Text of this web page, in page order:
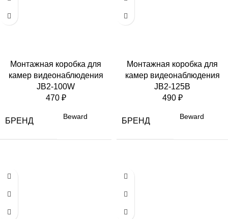
Монтажная коробка для
камер видеонаблюдения
JB2-100W
470 ₽
БРЕНД Beward
Монтажная коробка для
камер видеонаблюдения
JB2-125B
490 ₽
БРЕНД Beward